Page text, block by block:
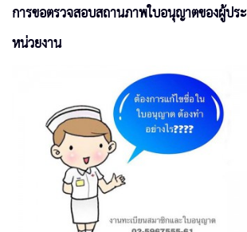
การขอตรวจสอบสถานภาพใบอนุญาตของผู้ปร
หน่วยงาน